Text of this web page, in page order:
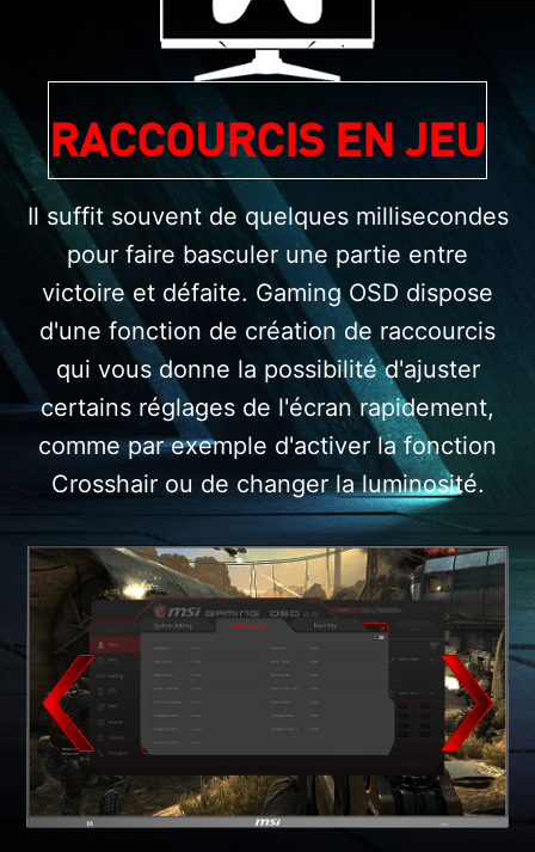
RACCOURCIS EN JEU
Il suffit souvent de quelques millisecondes
pour faire basculer une partie entre
victoire et défaite. Gaming OSD dispose
d'une fonction de création de raccourcis
qui vous donne la possibilité d'ajuster
certains réglages de l'écran rapidement,
comme par exemple d'activer la fonction
Crosshair ou de changer la luminosité.